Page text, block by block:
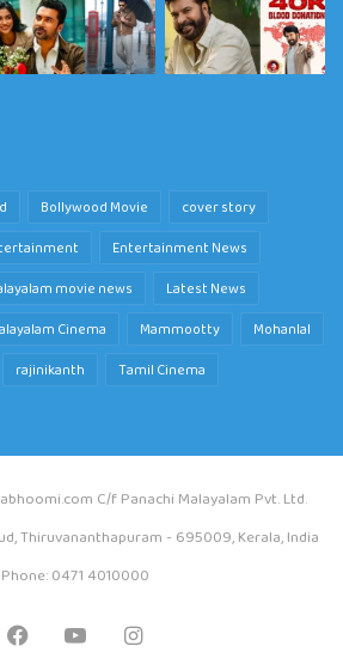
Bollywood Movie
cover story
Entertainment News
movie news
Latest News
Cinema Mammootty
Mohanlal
rajinikanth Tamil Cinema
C/f Panachi Malayalam Pvt. Ltd.
Thiruvananthapuram - 695009, Kerala, India
Phone: 0471 4010000
FacebookYouTubeInstagram